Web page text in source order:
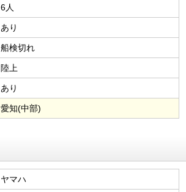
6人
あり
船検切れ
陸上
あり
愛知(中部)
ヤマハ